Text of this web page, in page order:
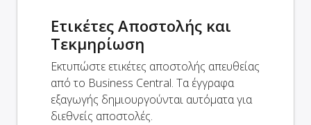
Ετικέτες Αποστολής και
Τεκμηρίωση
Εκτυπώστε ετικέτες αποστολής απευθείας
από το Business Central. Τα έγγραφα
εξαγωγής δημιουργούνται αυτόματα για
διεθνείς αποστολές.